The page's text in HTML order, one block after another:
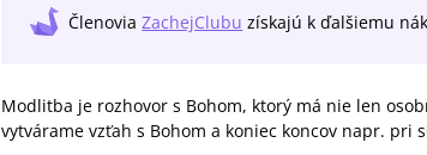
Členovia ZachejClubu získajú k ďalšiemu
Modlitba je rozhovor s Bohom, ktorý má nie len
vytvárame vzťah s Bohom a koniec koncov napr. pri